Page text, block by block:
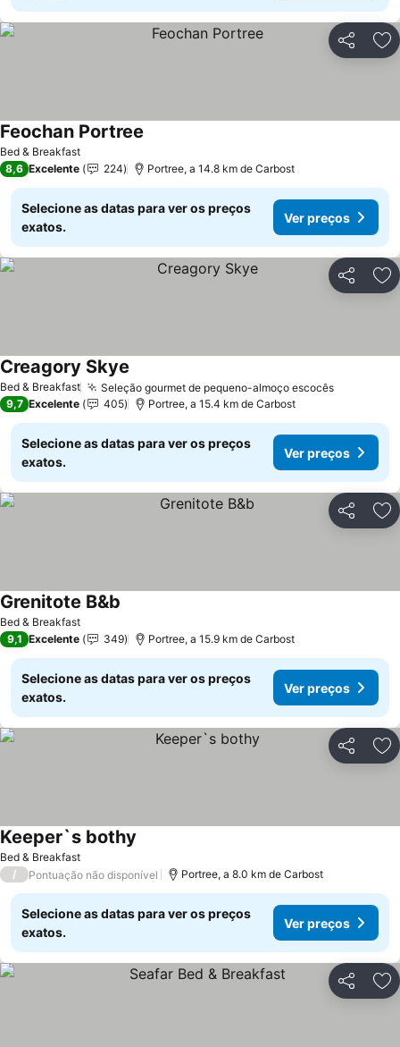
Partilhar
Bed & Breakfast
Feochan Portree
8,6 Excelente 224 Portree, a 14.8 km de Carbost
Selecione as datas para ver os preços
exatos.
Ver preços
Partilhar
Bed & Breakfast Seleção gourmet de pequeno-almoço escocêsVer
Creagory Skye
9,7 Excelente 405 Portree, a 15.4 km de Carbost
Selecione as datas para ver os preços
exatos.
Ver preços
Partilhar
Bed & Breakfast
Grenitote B&b
9,1 Excelente 349 Portree, a 15.9 km de Carbost
Selecione as datas para ver os preços
exatos.
Ver preços
Partilhar
Bed & Breakfast
Keeper`s bothy
/ Pontuação não disponível Portree, a 8.0 km de Carbost
Selecione as datas para ver os preços
exatos.
Ver preços
Partilhar